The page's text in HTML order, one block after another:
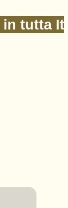
tutta